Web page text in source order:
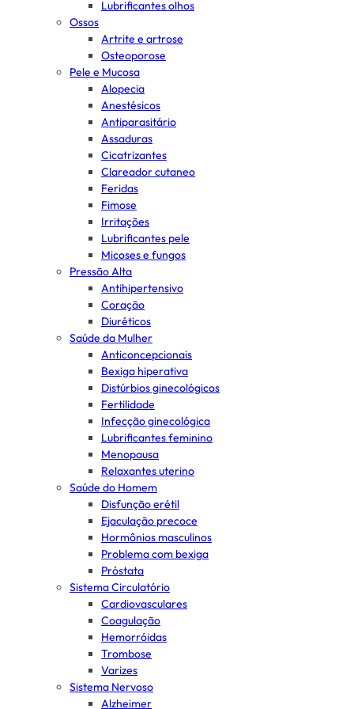
Lubrificantes olhos
Ossos
Artrite e artrose
Osteoporose
Pele e Mucosa
Alopecia
Anestésicos
Antiparasitário
Assaduras
Cicatrizantes
Clareador cutaneo
Feridas
Fimose
Irritações
Lubrificantes pele
Micoses e fungos
Pressão Alta
Antihipertensivo
Coração
Diuréticos
Saúde da Mulher
Anticoncepcionais
Bexiga hiperativa
Distúrbios ginecológicos
Fertilidade
Infecção ginecológica
Lubrificantes feminino
Menopausa
Relaxantes uterino
Saúde do Homem
Disfunção erétil
Ejaculação precoce
Hormônios masculinos
Problema com bexiga
Próstata
Sistema Circulatório
Cardiovasculares
Coagulação
Hemorróidas
Trombose
Varizes
Sistema Nervoso
Alzheimer